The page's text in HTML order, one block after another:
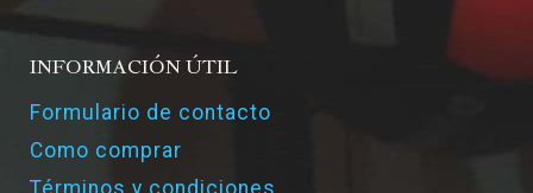
INFORMACIÓN ÚTIL
Formulario de contacto
Como comprar
Términos y condiciones